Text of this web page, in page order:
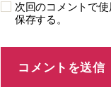
次回のコメントで
保存する。